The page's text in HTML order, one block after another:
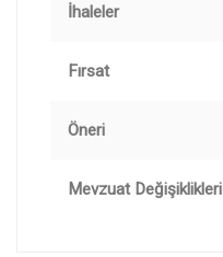
İhaleler
Fırsat
Öneri
Mevzuat Değişiklikleri